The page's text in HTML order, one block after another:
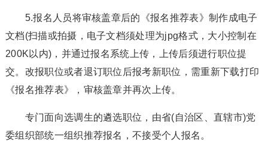
5.报名人员将审核盖章后的《报名推荐表》制作成电子
文档(扫描或拍摄，电子文档须处理为jpg格式，大小控制在
200K以内)，并通过报名系统上传，上传后须进行职位提
交。改报职位或者退订职位后报考新职位，需重新下载打印
《报名推荐表》，审核盖章并再次上传。
专门面向选调生的遴选职位，由省(自治区、直辖市)党
委组织部统一组织推荐报名，不接受个人报名。